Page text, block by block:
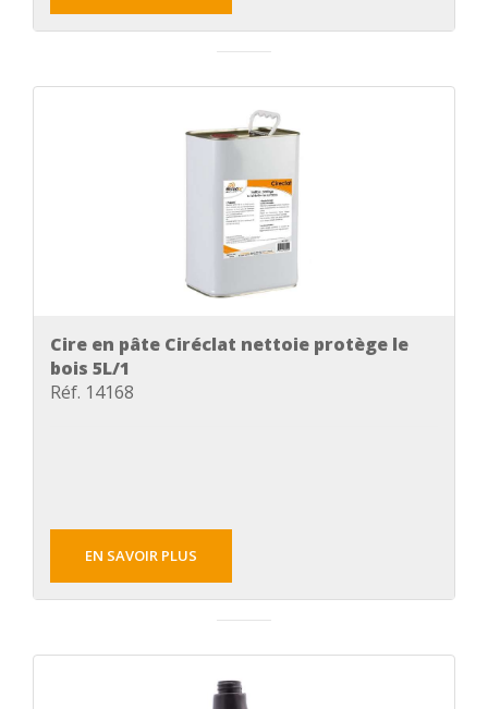
Cire en pâte Ciréclat nettoie protège le
bois 5L/1
Réf. 14168
EN SAVOIR PLUS